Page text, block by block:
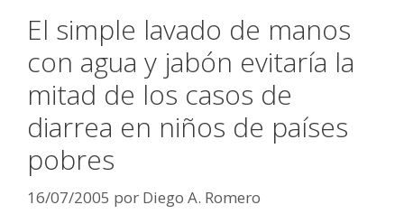
El simple lavado de manos
con agua y jabón evitaría la
mitad de los casos de
diarrea en niños de países
pobres
16/07/2005 por Diego A. Romero